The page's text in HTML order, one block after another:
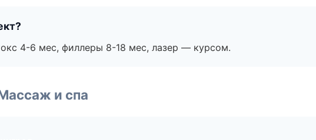
4-6 мес, филлеры 8-18 мес, лазер — курсом.
и спа